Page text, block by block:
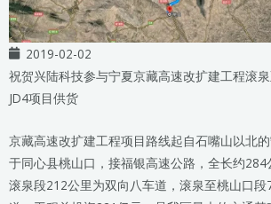
2019-02-02
祝贺兴陆科技参与宁夏京藏高速改扩建工程滚
JD4项目供货
京藏高速改扩建工程项目路线起自石嘴山以北
于同心县桃山口，接福银高速公路，全长约
滚泉段212公里为双向八车道，滚泉至桃山口